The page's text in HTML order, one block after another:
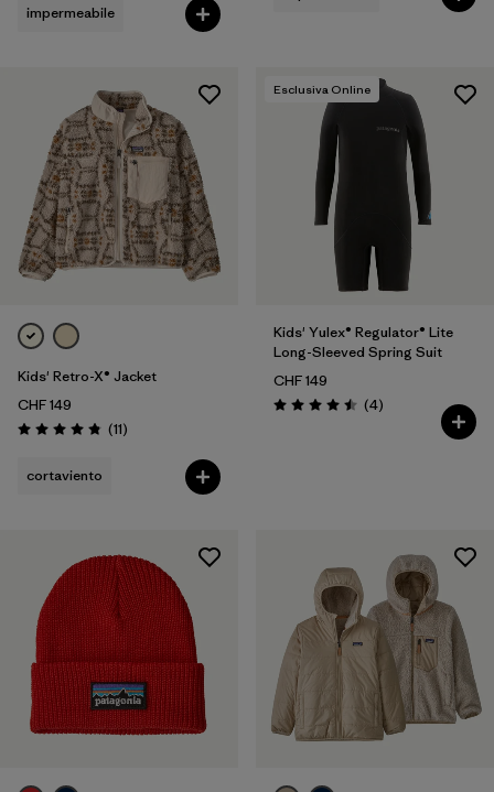
impermeabile
Kids' Retro-X® Jacket
CHF 149
Valutazione: 4.8 / 5
(11Recensioni
)
cortaviento
Esclusiva Online
Kids' Yulex® Regulator® Lite
Long-Sleeved Spring Suit
CHF 149
Valutazione: 4.5 / 5
(4Recensioni
)